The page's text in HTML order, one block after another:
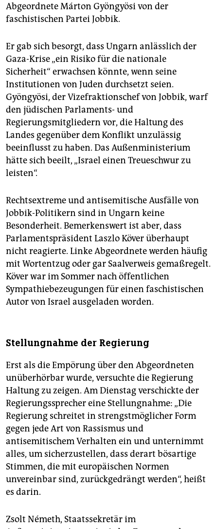
Abgeordnete Márton Gyöngyösi von der
faschistischen Partei Jobbik.
Er gab sich besorgt, dass Ungarn anlässlich der
Gaza-Krise „ein Risiko für die nationale
Sicherheit“ erwachsen könnte, wenn seine
Institutionen von Juden durchsetzt seien.
Gyöngyösi, der Vizefraktionschef von Jobbik, warf
den jüdischen Parlaments- und
Regierungsmitgliedern vor, die Haltung des
Landes gegenüber dem Konflikt unzulässig
beeinflusst zu haben. Das Außenministerium
hätte sich beeilt, „Israel einen Treueschwur zu
leisten“.
Rechtsextreme und antisemitische Ausfälle von
Jobbik-Politikern sind in Ungarn keine
Besonderheit. Bemerkenswert ist aber, dass
Parlamentspräsident Laszlo Köver überhaupt
nicht reagierte. Linke Abgeordnete werden häufig
mit Wortentzug oder gar Saalverweis gemaßregelt.
Köver war im Sommer nach öffentlichen
Sympathiebezeugungen für einen faschistischen
Autor von Israel ausgeladen worden.
Stellungnahme der Regierung
Erst als die Empörung über den Abgeordneten
unüberhörbar wurde, versuchte die Regierung
Haltung zu zeigen. Am Dienstag verschickte der
Regierungssprecher eine Stellungnahme: „Die
Regierung schreitet in strengstmöglicher Form
gegen jede Art von Rassismus und
antisemitischem Verhalten ein und unternimmt
alles, um sicherzustellen, dass derart bösartige
Stimmen, die mit europäischen Normen
unvereinbar sind, zurückgedrängt werden“, heißt
es darin.
Zsolt Németh, Staatssekretär im